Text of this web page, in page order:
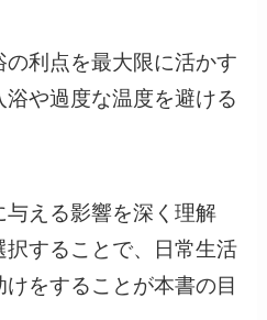
の利点を最大限に活かす
や過度な温度を避ける
える影響を深く理解
択することで、日常生活
をすることが本書の目